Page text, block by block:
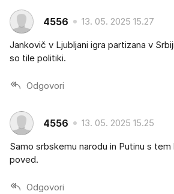
4556 13. 05. 2025 15.27
Jankovič v Ljubljani igra partizana v
so tile politiki.
Odgovori
4556 13. 05. 2025 15.25
Samo srbskemu narodu in Putinu s tem
poved.
Odgovori